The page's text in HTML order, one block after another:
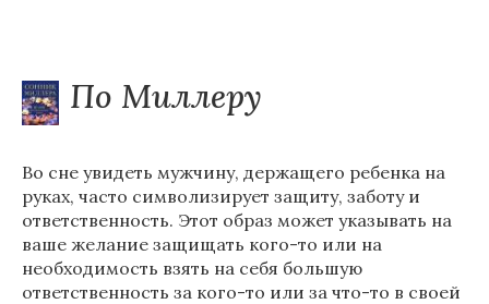
По Миллеру
Во сне увидеть мужчину, держащего ребенка на
руках, часто символизирует защиту, заботу и
ответственность. Этот образ может указывать на
ваше желание защищать кого-то или на
необходимость взять на себя большую
ответственность за кого-то или за что-то в своей